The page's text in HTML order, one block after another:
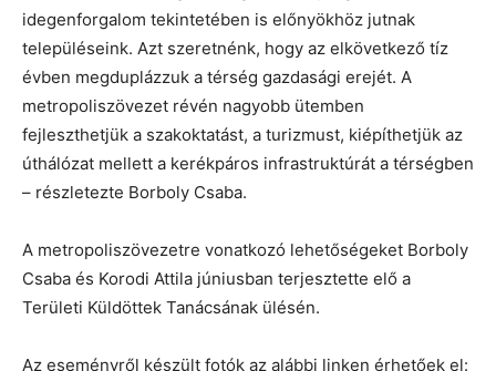
idegenforgalom tekintetében is előnyökhöz jutnak
településeink. Azt szeretnénk, hogy az elkövetkező tíz
évben megduplázzuk a térség gazdasági erejét. A
metropoliszövezet révén nagyobb ütemben
fejleszthetjük a szakoktatást, a turizmust, kiépíthetjük az
úthálózat mellett a kerékpáros infrastruktúrát a térségben
– részletezte Borboly Csaba.
A metropoliszövezetre vonatkozó lehetőségeket Borboly
Csaba és Korodi Attila júniusban terjesztette elő a
Területi Küldöttek Tanácsának ülésén.
Az eseményről készült fotók az alábbi linken érhetőek el: